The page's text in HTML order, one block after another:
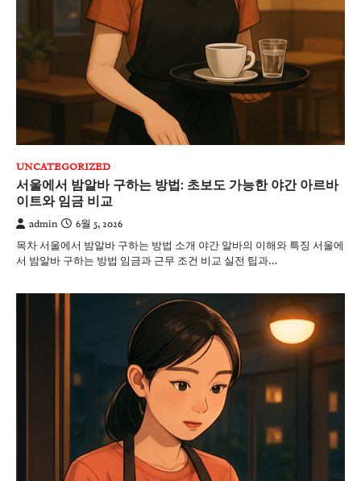
UNCATEGORIZED
서울에서 밤알바 구하는 방법: 초보도 가능한 야간 아르바
이트와 임금 비교
admin
6월 5, 2026
목차 서울에서 밤알바 구하는 방법 소개 야간 알바의 이해와 특징 서울에
서 밤알바 구하는 방법 임금과 근무 조건 비교 실전 팁과…